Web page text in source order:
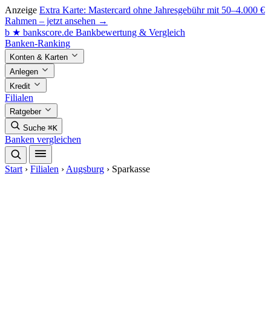
Anzeige Extra Karte: Mastercard ohne Jahresgebühr mit 50–4.000 €
Rahmen – jetzt ansehen →
b ★ bankscore.de Bankbewertung & Vergleich
Banken-Ranking
Konten & Karten
Anlegen
Kredit
Filialen
Ratgeber
Suche ⌘K
Banken vergleichen
Start › Filialen › Augsburg › Sparkasse